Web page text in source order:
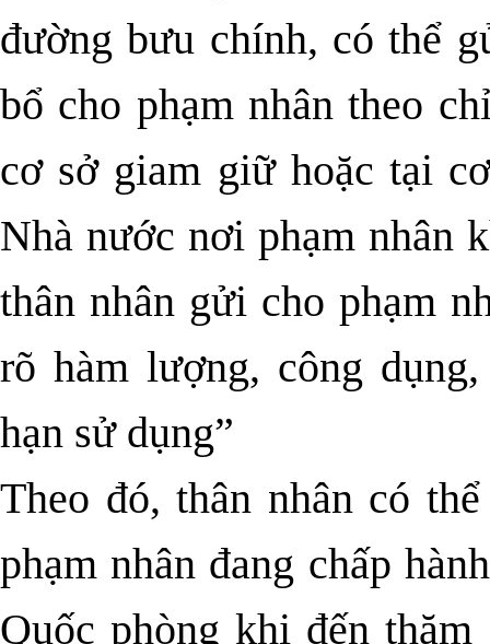
đường bưu chính, có thể
bổ cho phạm nhân theo
cơ sở giam giữ hoặc tại
Nhà nước nơi phạm nhân
thân nhân gửi cho phạm
rõ hàm lượng, công
hạn sử dụng”
Theo đó, thân nhân có
phạm nhân đang chấp
Quốc phòng khi đến